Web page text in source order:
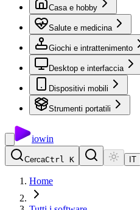
Casa e hobby
Salute e medicina
Giochi e intrattenimento
Desktop e interfaccia
Dispositivi mobili
Strumenti portatili
iowin
CercaCtrl K IT
Home